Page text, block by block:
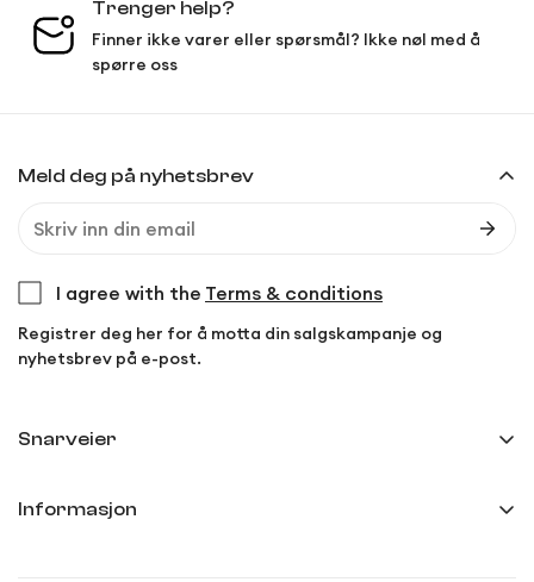
Trenger help?
Finner ikke varer eller spørsmål? Ikke nøl med å
spørre oss
Snarveier
Ordreoversikt
Informasjon
Meld deg på nyhetsbrev
I agree with the Terms & conditions
Registrer deg her for å motta din salgskampanje og
nyhetsbrev på e-post.